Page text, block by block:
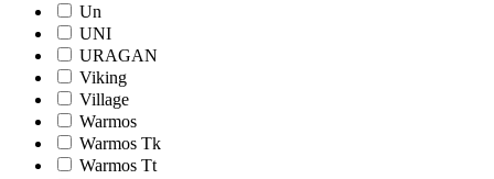
Un
UNI
URAGAN
Viking
Village
Warmos
Warmos Tk
Warmos Tt